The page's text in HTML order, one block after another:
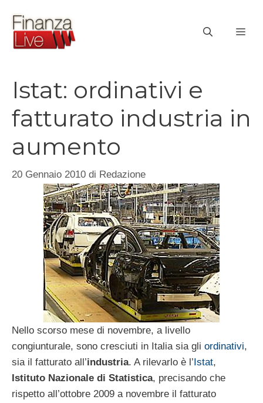
contenuto
Istat: ordinativi e
fatturato industria in
aumento
20 Gennaio 2010 di Redazione
Nello scorso mese di novembre, a livello
congiunturale, sono cresciuti in Italia sia gli ordinativi,
sia il fatturato all’industria. A rilevarlo è l’Istat,
Istituto Nazionale di Statistica, precisando che
rispetto all’ottobre 2009 a novembre il fatturato